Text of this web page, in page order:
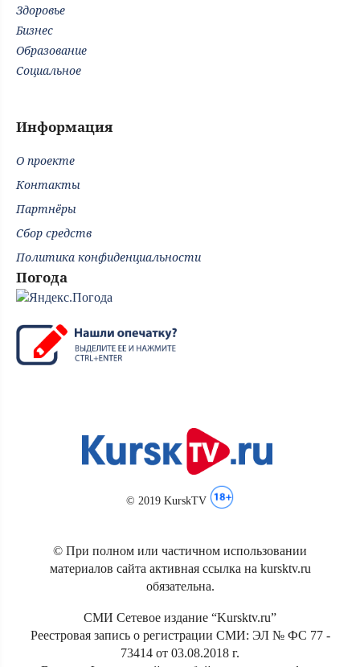
Здоровье
Бизнес
Образование
Социальное
Информация
О проекте
Контакты
Партнёры
Сбор средств
Политика конфиденциальности
Погода
© 2019 KurskTV
© При полном или частичном использовании
материалов сайта активная ссылка на kursktv.ru
обязательна.
СМИ Сетевое издание “Kursktv.ru”
Реестровая запись о регистрации СМИ: ЭЛ № ФС 77 -
73414 от 03.08.2018 г.